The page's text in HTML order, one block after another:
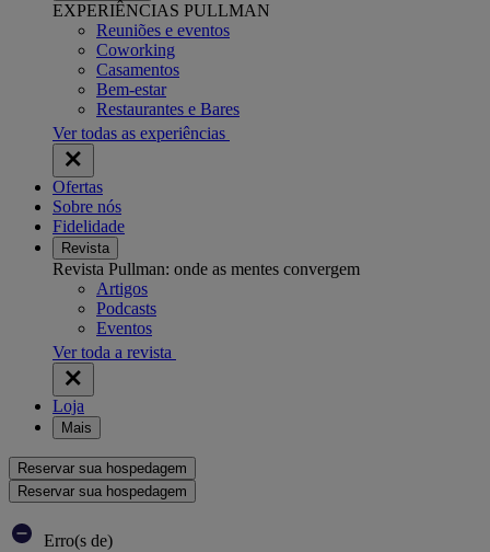
EXPERIÊNCIAS PULLMAN
Reuniões e eventos
Coworking
Casamentos
Bem-estar
Restaurantes e Bares
Ver todas as experiências
Ofertas
Sobre nós
Fidelidade
Revista
Revista Pullman: onde as mentes convergem
Artigos
Podcasts
Eventos
Ver toda a revista
Loja
Mais
Reservar sua hospedagem
Reservar sua hospedagem
Erro(s de)